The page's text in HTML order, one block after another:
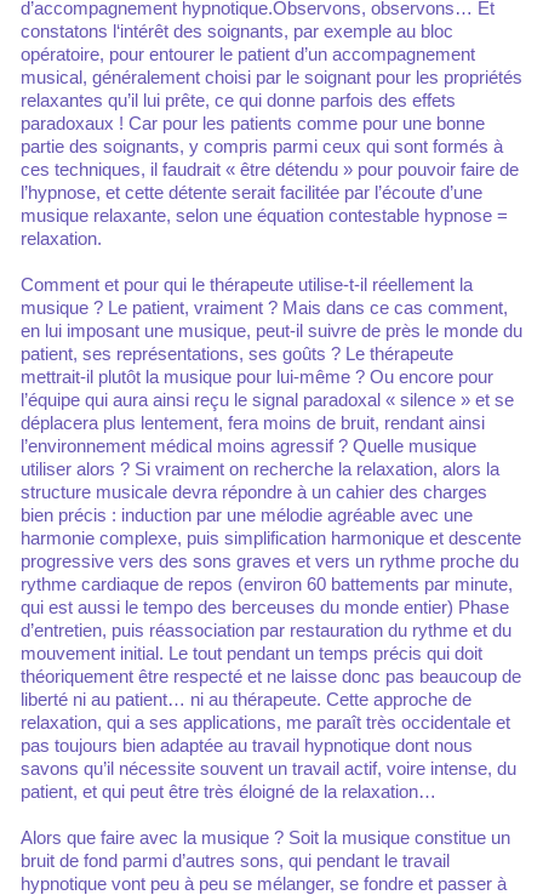
d’accompagnement hypnotique.Observons, observons… Et
constatons l‘intérêt des soignants, par exemple au bloc
opératoire, pour entourer le patient d’un accompagnement
musical, généralement choisi par le soignant pour les propriétés
relaxantes qu’il lui prête, ce qui donne parfois des effets
paradoxaux ! Car pour les patients comme pour une bonne
partie des soignants, y compris parmi ceux qui sont formés à
ces techniques, il faudrait « être détendu » pour pouvoir faire de
l’hypnose, et cette détente serait facilitée par l’écoute d’une
musique relaxante, selon une équation contestable hypnose =
relaxation.
Comment et pour qui le thérapeute utilise-t-il réellement la
musique ? Le patient, vraiment ? Mais dans ce cas comment,
en lui imposant une musique, peut-il suivre de près le monde du
patient, ses représentations, ses goûts ? Le thérapeute
mettrait-il plutôt la musique pour lui-même ? Ou encore pour
l’équipe qui aura ainsi reçu le signal paradoxal « silence » et se
déplacera plus lentement, fera moins de bruit, rendant ainsi
l’environnement médical moins agressif ? Quelle musique
utiliser alors ? Si vraiment on recherche la relaxation, alors la
structure musicale devra répondre à un cahier des charges
bien précis : induction par une mélodie agréable avec une
harmonie complexe, puis simplification harmonique et descente
progressive vers des sons graves et vers un rythme proche du
rythme cardiaque de repos (environ 60 battements par minute,
qui est aussi le tempo des berceuses du monde entier) Phase
d’entretien, puis réassociation par restauration du rythme et du
mouvement initial. Le tout pendant un temps précis qui doit
théoriquement être respecté et ne laisse donc pas beaucoup de
liberté ni au patient… ni au thérapeute. Cette approche de
relaxation, qui a ses applications, me paraît très occidentale et
pas toujours bien adaptée au travail hypnotique dont nous
savons qu’il nécessite souvent un travail actif, voire intense, du
patient, et qui peut être très éloigné de la relaxation…
Alors que faire avec la musique ? Soit la musique constitue un
bruit de fond parmi d’autres sons, qui pendant le travail
hypnotique vont peu à peu se mélanger, se fondre et passer à